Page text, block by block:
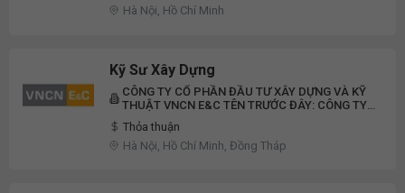
Hà Nội, Hồ Chí Minh
Kỹ Sư Xây Dựng
CÔNG TY CỔ PHẦN ĐẦU TƯ XÂY DỰNG VÀ KỸ
THUẬT VNCN E&C TÊN TRƯỚC ĐÂY: CÔNG TY
CP VINACONEX E&C
Thỏa thuận
Hà Nội, Hồ Chí Minh, Đồng Tháp